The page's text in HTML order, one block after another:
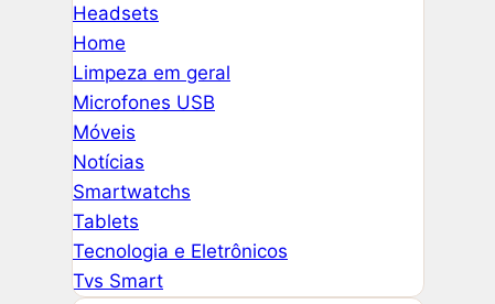
Headsets
Home
Limpeza em geral
Microfones USB
Móveis
Notícias
Smartwatchs
Tablets
Tecnologia e Eletrônicos
Tvs Smart